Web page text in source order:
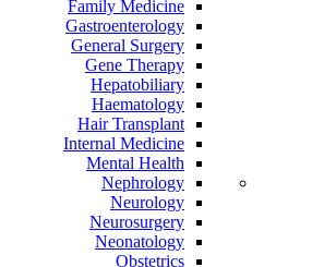
Family Medicine
Gastroenterology
General Surgery
Gene Therapy
Hepatobiliary
Haematology
Hair Transplant
Internal Medicine
Mental Health
Nephrology
Neurology
Neurosurgery
Neonatology
Obstetrics